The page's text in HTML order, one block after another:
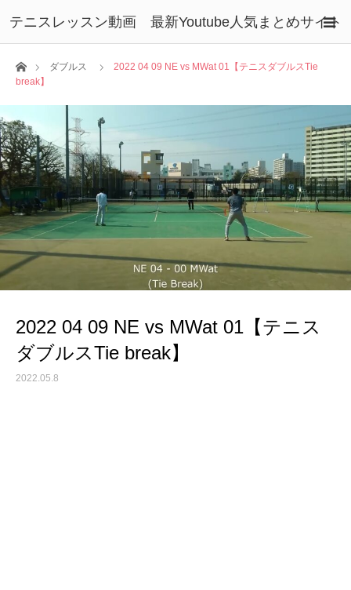
テニスレッスン動画 最新Youtube人気まとめサイト
ホームダブルス
2022 04 09 NE vs MWat 01【テニスダブルスTie
break】
2022 04 09 NE vs MWat 01【テニス
ダブルスTie break】
2022.05.8